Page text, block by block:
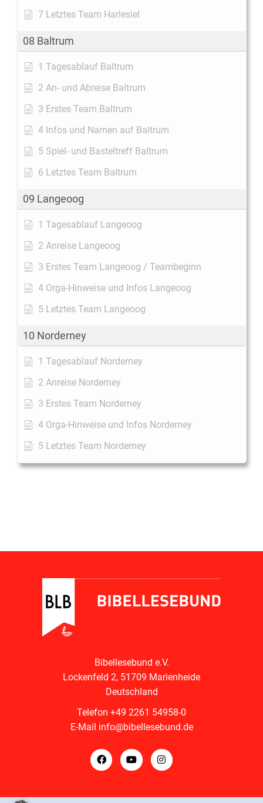
7 Letztes Team Harlesiel
08 Baltrum
1 Tagesablauf Baltrum
2 An- und Abreise Baltrum
3 Erstes Team Baltrum
4 Infos und Namen auf Baltrum
5 Spiel- und Basteltreff Baltrum
6 Letztes Team Baltrum
09 Langeoog
1 Tagesablauf Langeoog
2 Anreise Langeoog
3 Erstes Team Langeoog / Teambeginn
4 Orga-Hinweise und Infos Langeoog
5 Letztes Team Langeoog
10 Norderney
1 Tagesablauf Norderney
2 Anreise Norderney
3 Erstes Team Norderney
4 Orga-Hinweise und Infos Norderney
5 Letztes Team Norderney
Bibellesebund e.V.
Lockenfeld 2, 51709 Marienheide
Deutschland
Telefon +49 2261 54958-0
E-Mail info@bibellesebund.de